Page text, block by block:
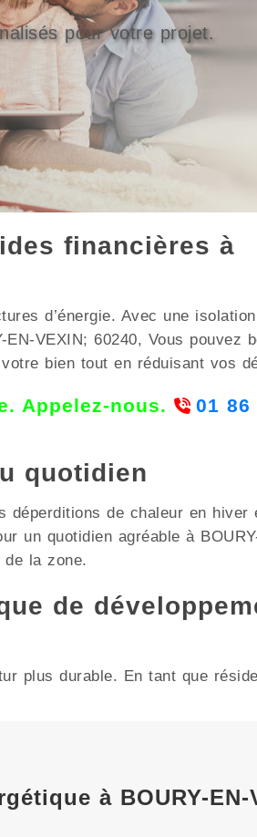
pour votre projet.
financières à
d’énergie. Avec une
VEXIN; 60240, Vous pouvez
bien tout en réduisant vos
Appelez-nous.
01 86
quotidien
déperditions de chaleur en hiver
un quotidien agréable à
de la zone.
de
plus durable. En tant que
à BOURY-EN-